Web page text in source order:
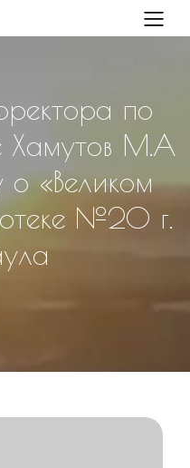
по
Хамутов М.А
о «Великом
№20 г.